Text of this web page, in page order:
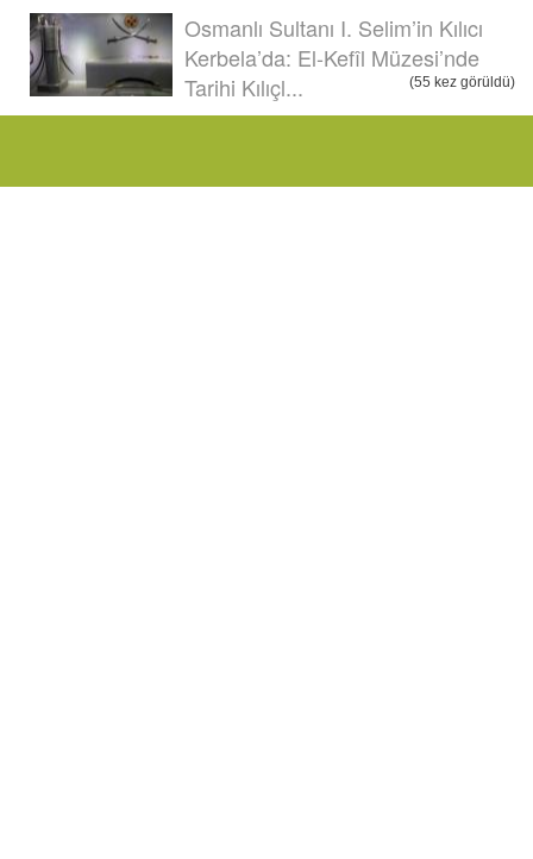
Osmanlı Sultanı I. Selim’in Kılıcı
Kerbela’da: El-Kefîl Müzesi’nde
Tarihi Kılıçl...
(55 kez görüldü)